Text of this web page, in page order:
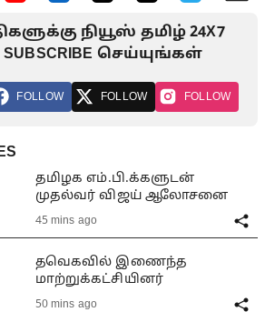
நியூஸ் தமிழ் 24X7
செய்யுங்கள்
FOLLOW FOLLOW FOLLOW
தமிழக எம்.பி.க்களுடன்
முதல்வர் விஜய் ஆலோசனை
45 mins ago
தவெகவில் இணைந்த
மாற்றுக்கட்சியினர்
50 mins ago